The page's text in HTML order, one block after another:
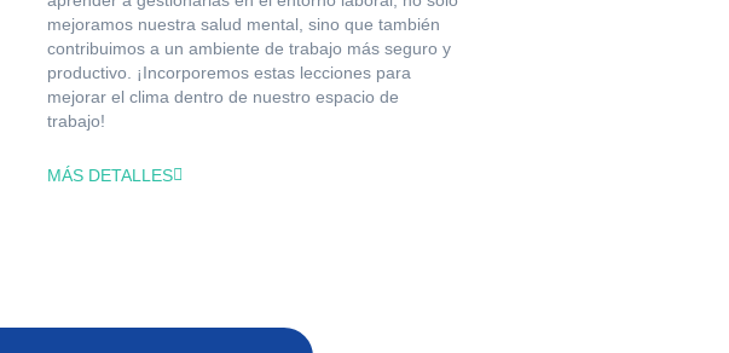
mejoramos nuestra salud mental, sino que también
contribuimos a un ambiente de trabajo más seguro y
productivo. ¡Incorporemos estas lecciones para
mejorar el clima dentro de nuestro espacio de
trabajo!
MÁS DETALLES